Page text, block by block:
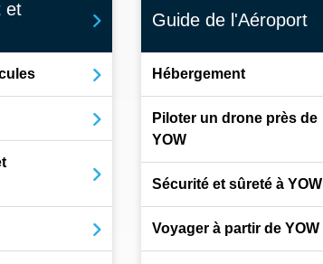
et
Guide de l'Aéroport
Hébergement
Piloter un drone près de
YOW
Sécurité et sûreté à YOW
Voyager à partir de YOW